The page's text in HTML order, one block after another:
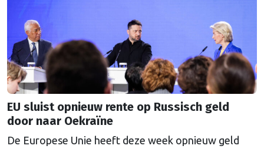
EU sluist opnieuw rente op Russisch geld
door naar Oekraïne
De Europese Unie heeft deze week opnieuw geld